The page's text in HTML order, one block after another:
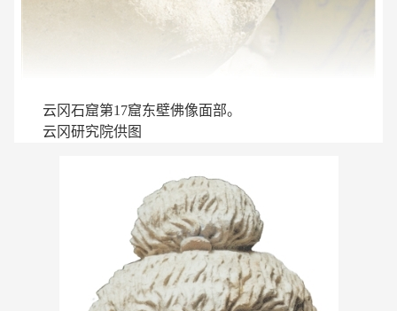
云冈石窟第17窟东壁佛像面部。
云冈研究院供图